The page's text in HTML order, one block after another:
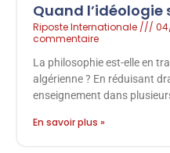
Quand l’idéologie
Riposte Internationale
commentaire
La philosophie est-elle en
algérienne ? En réduisant
enseignement dans
En savoir plus »